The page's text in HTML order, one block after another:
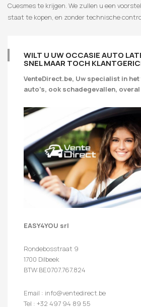
Cuesmes te krijgen. We zullen u een
staat te kopen, en zonder technische
WILT U UW OCCASIE AUTO
SNEL MAAR TOCH
VenteDirect.be, Uw specialist in
auto’s, ook schadegevallen,
EASY4YOU srl
Rondebosstraat 9
1700 Dilbeek
BTW:BE0707.767.824
Email : info@ventedirect.be
Tel : +32 497 94 89 55